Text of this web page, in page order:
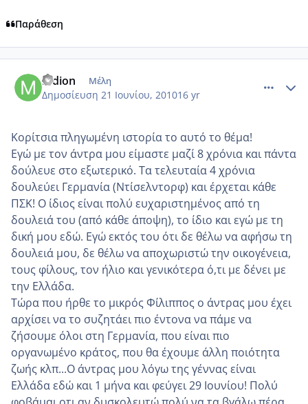
Παράθεση
mdion Μέλη
Δημοσίευση 21 Ιουνίου, 201016 yr
Κορίτσια πληγωμένη ιστορία το αυτό το θέμα!
Εγώ με τον άντρα μου είμαστε μαζί 8 χρόνια και πάντα
δούλευε στο εξωτερικό. Τα τελευταία 4 χρόνια
δουλεύει Γερμανία (Ντίσελντορφ) και έρχεται κάθε
ΠΣΚ! Ο ίδιος είναι πολύ ευχαριστημένος από τη
δουλειά του (από κάθε άποψη), το ίδιο και εγώ με τη
δική μου εδώ. Εγώ εκτός του ότι δε θέλω να αφήσω τη
δουλειά μου, δε θέλω να αποχωριστώ την οικογένεια,
τους φίλους, τον ήλιο και γενικότερα ό,τι με δένει με
την Ελλάδα.
Τώρα που ήρθε το μικρός Φίλιππος ο άντρας μου έχει
αρχίσει να το συζητάει πιο έντονα να πάμε να
ζήσουμε όλοι στη Γερμανία, που είναι πιο
οργανωμένο κράτος, που θα έχουμε άλλη ποιότητα
ζωής κλπ...Ο άντρας μου λόγω της γέννας είναι
Ελλάδα εδώ και 1 μήνα και φεύγει 29 Ιουνίου! Πολύ